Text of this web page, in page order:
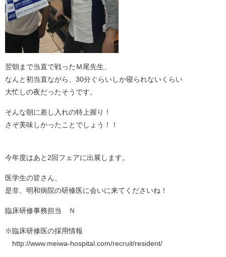
翌朝まで当直で戦ったＭ尾先生、
なんと初当直ながら、30分ぐらいしか寝られないくらい
大忙しの夜だったそうです。
そんな朝に差し入れの特上握り！
さぞ美味しかったことでしょう！！
今年度はあと2回フェアに出展します。
医学生の皆さん、
是非、明和病院の研修医に会いに来てくださいね！
臨床研修事務担当 Ｎ
※臨床研修医の採用情報
http://www.meiwa-hospital.com/recruit/resident/